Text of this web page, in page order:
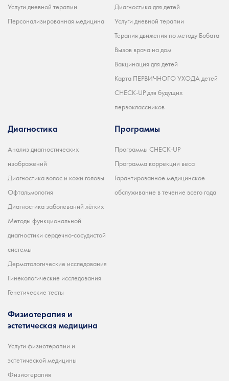
Услуги дневной терапии
Персонализированная медицина
Диагностика для детей
Услуги дневной терапии
Терапия движения по методу Бобата
Вызов врача на дом
Вакцинация для детей
Карта ПЕРВИЧНОГО УХОДА детей
CHECK-UP для будущих
первоклассников
Диагностика
Анализ диагностических
изображений
Диагностика волос и кожи головы
Офтальмология
Диагностика заболеваний лёгких
Методы функциональной
диагностики сердечно-сосудистой
системы
Дерматологические исследования
Гинекологические исследования
Генетические тесты
Физиотерапия и
эстетическая медицина
Услуги физиотерапии и
эстетической медицины
Физиотерапия
Программы
Программы CHECK-UP
Программа коррекции веса
Гарантированное медицинское
обслуживание в течение всего года